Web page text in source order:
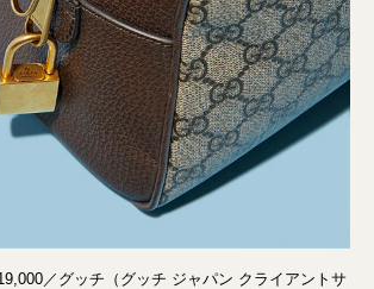
／グッチ（グッチ ジャパン クライアントサ